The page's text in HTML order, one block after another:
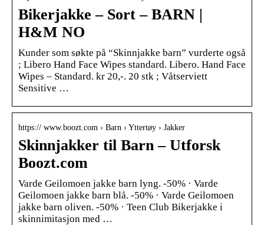
Bikerjakke – Sort – BARN |
H&M NO
Kunder som søkte på “Skinnjakke barn” vurderte også
; Libero Hand Face Wipes standard. Libero. Hand Face
Wipes – Standard. kr 20,-. 20 stk ; Våtserviett
Sensitive …
https:// www.boozt.com › Barn › Yttertøy › Jakker
Skinnjakker til Barn – Utforsk
Boozt.com
Varde Geilomoen jakke barn lyng. -50% · Varde
Geilomoen jakke barn blå. -50% · Varde Geilomoen
jakke barn oliven. -50% · Teen Club Bikerjakke i
skinnimitasjon med …